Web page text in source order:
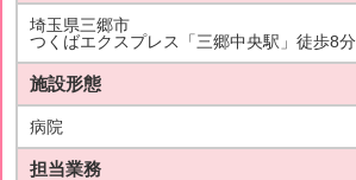
埼玉県三郷市
つくばエクスプレス「三郷中央駅」徒歩8分
施設形態
病院
担当業務